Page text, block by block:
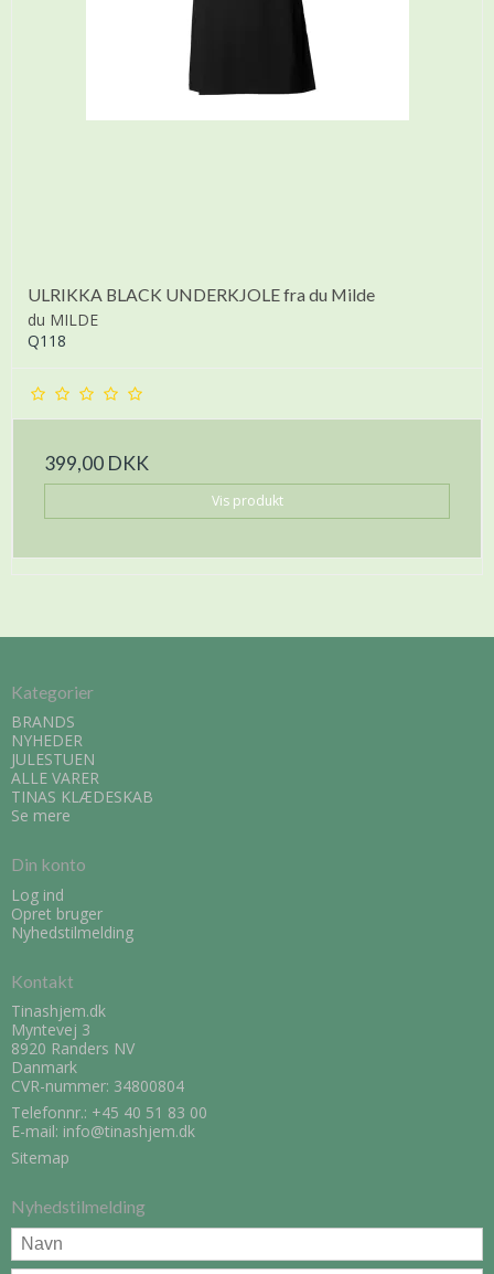
ULRIKKA BLACK UNDERKJOLE fra du Milde
du MILDE
Q118
399,00 DKK
Vis produkt
Kategorier
BRANDS
NYHEDER
JULESTUEN
ALLE VARER
TINAS KLÆDESKAB
Se mere
Din konto
Log ind
Opret bruger
Nyhedstilmelding
Kontakt
Tinashjem.dk
Myntevej 3
8920 Randers NV
Danmark
CVR-nummer: 34800804
Telefonnr.: +45 40 51 83 00
E-mail: info@tinashjem.dk
Sitemap
Nyhedstilmelding